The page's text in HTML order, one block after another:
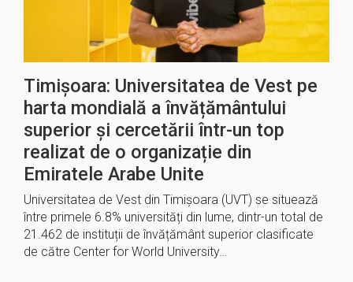
Timișoara: Universitatea de Vest pe
harta mondială a învățământului
superior și cercetării într-un top
realizat de o organizație din
Emiratele Arabe Unite
Universitatea de Vest din Timişoara (UVT) se situează
între primele 6.8% universități din lume, dintr-un total de
21.462 de instituții de învățământ superior clasificate
de către Center for World University…